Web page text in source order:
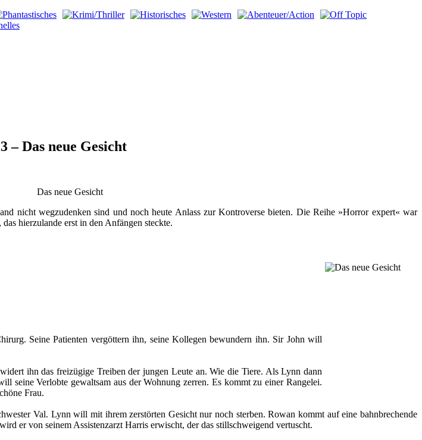
– Das neue Gesicht
Das neue Gesicht
nicht wegzudenken sind und noch heute Anlass zur Kontroverse bieten. Die Reihe »Horror expert« war
hierzulande erst in den Anfängen steckte.
Seine Patienten vergöttern ihn, seine Kollegen bewundern ihn. Sir John will
ihn das freizügige Treiben der jungen Leute an. Wie die Tiere. Als Lynn dann
seine Verlobte gewaltsam aus der Wohnung zerren. Es kommt zu einer Rangelei.
Frau.
Val. Lynn will mit ihrem zerstörten Gesicht nur noch sterben. Rowan kommt auf eine bahnbrechende
er von seinem Assistenzarzt Harris erwischt, der das stillschweigend vertuscht.